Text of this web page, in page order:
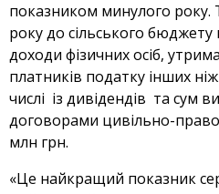
показником минулого року.
року до сільського
доходи фізичних осіб,
платників податку інших
числі із дивідендів та сум
договорами цивільно-
млн грн.
«Це найкращий показник